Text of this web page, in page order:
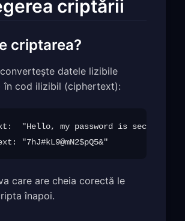
criptării
criptarea?
datele lizibile
în cod ilizibil (ciphertext):
"Hello, my password is secret123"
care are cheia corectă le
înapoi.